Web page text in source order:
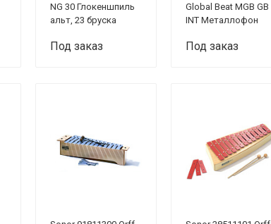
NG 30 Глокеншпиль
альт, 23 бруска
Под заказ
Global Beat MGB GB
INT Металлофон
Под заказ